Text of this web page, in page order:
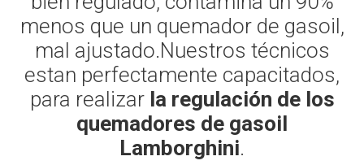
menos que un quemador de gasoil,
mal ajustado.Nuestros técnicos
estan perfectamente capacitados,
para realizar la regulación de los
quemadores de gasoil
Lamborghini.